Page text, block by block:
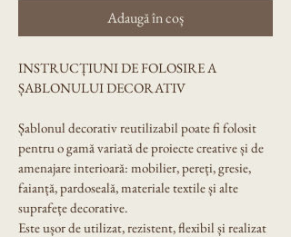
Adaugă în coș
INSTRUCȚIUNI DE FOLOSIRE A
ȘABLONULUI DECORATIV
Șablonul decorativ reutilizabil poate fi folosit
pentru o gamă variată de proiecte creative și de
amenajare interioară: mobilier, pereți, gresie,
faianță, pardoseală, materiale textile și alte
suprafețe decorative.
Este ușor de utilizat, rezistent, flexibil și realizat